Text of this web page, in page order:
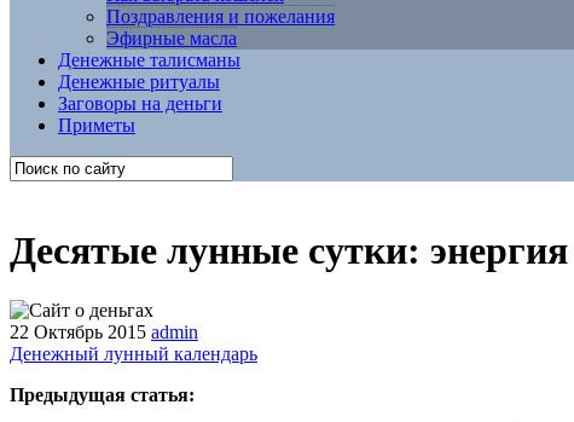
Поздравления и пожелания
Эфирные масла
Денежные талисманы
Денежные ритуалы
Заговоры на деньги
Приметы
Десятые лунные сутки:
22 Октябрь 2015 admin
Денежный лунный календарь
Предыдущая статья: